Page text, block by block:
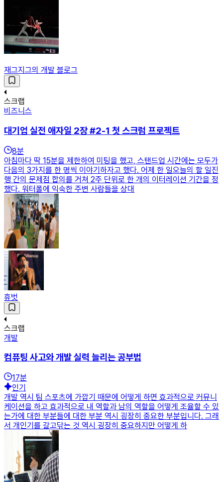
재그지그의 개발 블로그
스크랩
비즈니스
대기업 실전 애자일 2장 #2-1 첫 스크럼 프로젝트
8분
아침마다 딱 15분을 제한하여 미팅을 했고, 스탠드업 시간에는 모두가
다음의 3가지를 한 명씩 이야기하자고 했다. 어제 한 일오늘의 할 일진
행 간의 문제점 합의를 거쳐 2주 단위로 한 개의 이터레이션 기간을 정
했다. 워터폴에 익숙한 주변 사람들을 상대
휴벗
스크랩
개발
컴퓨팅 사고와 개발 실력 늘리는 공부법
17분
인기
개발 역시 팀 스포츠에 가깝기 때문에 어떻게 하면 효과적으로 커뮤니
케이션을 하고 효과적으로 내 역할과 남의 역할을 어떻게 조율할 수 있
는가에 대한 부분들에 대한 부분 역시 굉장히 중요한 부분입니다. 그래
서 개인기를 갈고닦는 것 역시 굉장히 중요하지만 어떻게 하